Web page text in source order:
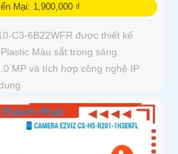
Mại: 1,900,000 ₫
C3-6B22WFR được thiết kế
Màu sắt trong sáng.
MP và tích hợp công nghệ IP